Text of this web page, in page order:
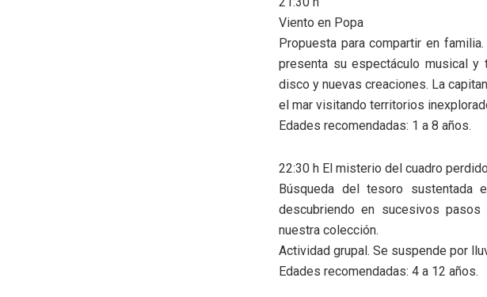
Viento en Popa
Propuesta para compartir en
presenta su espectáculo musical y
disco y nuevas creaciones. La
el mar visitando territorios
Edades recomendadas: 1 a 8 años.
22:30 h El misterio del cuadro perdido
Búsqueda del tesoro
descubriendo en sucesivos
nuestra colección.
Actividad grupal. Se suspende por
Edades recomendadas: 4 a 12 años.